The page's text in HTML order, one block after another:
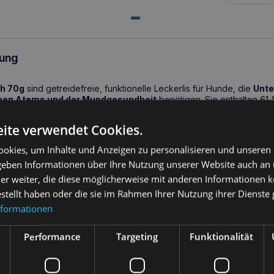
70g sind getreidefreie, funktionelle Leckerlis für Hunde, die
Atems und der Mundgesundheitbenötigen. Sie enthalten 61
so dass es auch für empfindliche Haustiere eine sichere Wahl
Breath 70g – natürliche Frische und Hygiene
nur eine schmackhafte Belohnung, sondern unterstützen auch
Natriumhexametaphosphat, Aktivkohle sowie die Vitamine D3 und
das Zahnfleisch und unterstützen die allgemeine Hygiene.
für die Gesundheit
verwendet Cookies.
um Inhalte und Anzeigen zu personalisieren und
Informationen über Ihre Nutzung unserer Website auch an
weiter, die diese möglicherweise mit anderen Informationen
haben oder die sie im Rahmen Ihrer Nutzung ihrer Dienste
Performance Targeting Funktionalität